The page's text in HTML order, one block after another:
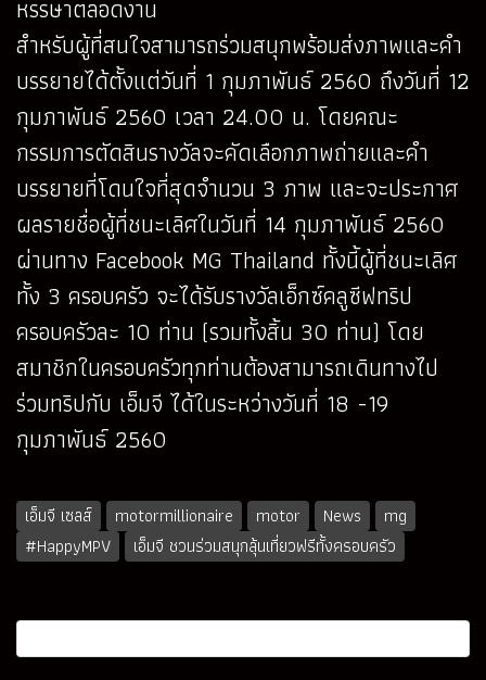
หรรษาตลอดงาน
สำหรับผู้ที่สนใจสามารถร่วมสนุกพร้อมส่งภาพและคำ
บรรยายได้ตั้งแต่วันที่ 1 กุมภาพันธ์ 2560 ถึงวันที่ 12
กุมภาพันธ์ 2560 เวลา 24.00 น. โดยคณะ
กรรมการตัดสินรางวัลจะคัดเลือกภาพถ่ายและคำ
บรรยายที่โดนใจที่สุดจำนวน 3 ภาพ และจะประกาศ
ผลรายชื่อผู้ที่ชนะเลิศในวันที่ 14 กุมภาพันธ์ 2560
ผ่านทาง Facebook MG Thailand ทั้งนี้ผู้ที่ชนะเลิศ
ทั้ง 3 ครอบครัว จะได้รับรางวัลเอ็กซ์คลูซีฟทริป
ครอบครัวละ 10 ท่าน (รวมทั้งสิ้น 30 ท่าน) โดย
สมาชิกในครอบครัวทุกท่านต้องสามารถเดินทางไป
ร่วมทริปกับ เอ็มจี ได้ในระหว่างวันที่ 18 -19
กุมภาพันธ์ 2560
เอ็มจี เซลส์ motormillionaire motor News
mg
#HappyMPV
เอ็มจี ชวนร่วมสนุกลุ้นเที่ยวฟรีทั้งครอบครัว